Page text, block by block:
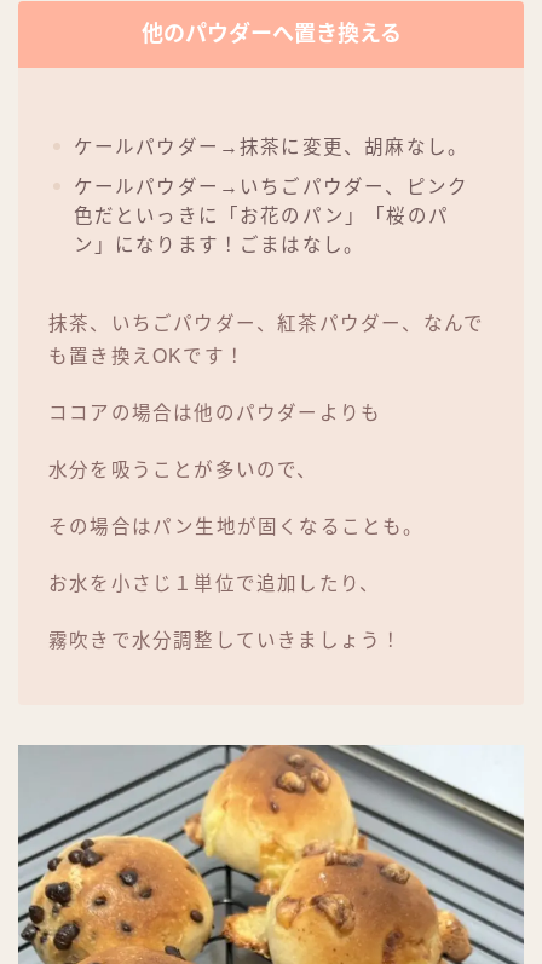
他のパウダーへ置き換える
ケールパウダー→抹茶に変更、胡麻なし。
ケールパウダー→いちごパウダー、ピンク
色だといっきに「お花のパン」「桜のパ
ン」になります！ごまはなし。
抹茶、いちごパウダー、紅茶パウダー、なんで
も置き換えOKです！
ココアの場合は他のパウダーよりも
水分を吸うことが多いので、
その場合はパン生地が固くなることも。
お水を小さじ１単位で追加したり、
霧吹きで水分調整していきましょう！